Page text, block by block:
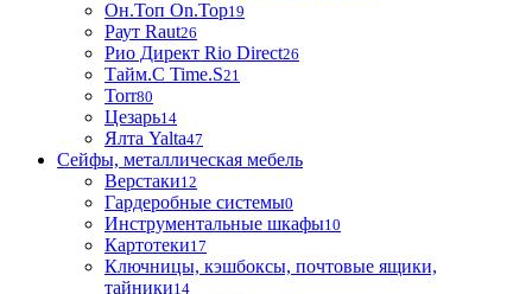
Он.Топ On.Top19
Раут Raut26
Рио Директ Rio Direct26
Тайм.С Time.S21
Torr80
Цезарь14
Ялта Yalta47
Сейфы, металлическая мебель
Верстаки12
Гардеробные системы0
Инструментальные шкафы10
Картотеки17
Ключницы, кэшбоксы, почтовые ящики,
тайники14